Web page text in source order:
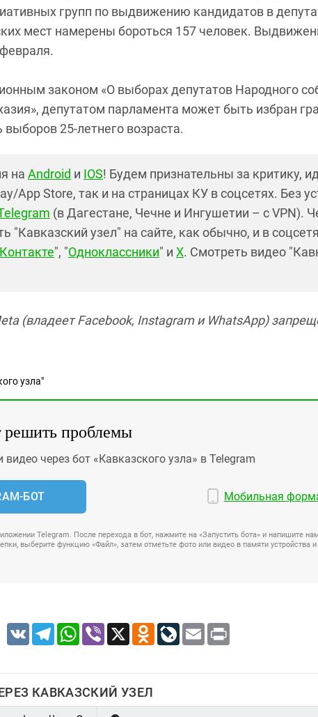
групп по выдвижению кандидатов в
мест намерены бороться 157 человек.
законом «О выборах депутатов Народного
депутатом парламента может быть избран
25-летнего возраста.
на Android и IOS! Будем признательны за критику,
App Store, так и на страницах КУ в соцсетях. Без
(в Дагестане, Чечне и Ингушетии – с VPN).
"Кавказский узел" на сайте, как обычно, и в
", "Одноклассники" и X. Смотреть видео
(владеет Facebook, Instagram и WhatsApp)
узла"
решить проблемы
через бот «Кавказского узла» в Telegram
БОТ Мобильная
Telegram. После перехода в бот, нажмите на «Запустить бота» и напишите
выберите функцию «Файл», затем отметьте фото или видео в памяти устройства
VK TelegramWhatsApp
Viber X Odnoklassniki
LiveJournal
Email
КАВКАЗСКИЙ УЗЕЛ